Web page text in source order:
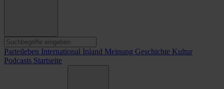
Parteileben International Inland Meinung Geschichte Kultur
Podcasts Startseite